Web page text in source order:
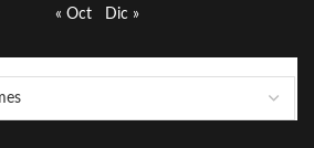
« Oct Dic »